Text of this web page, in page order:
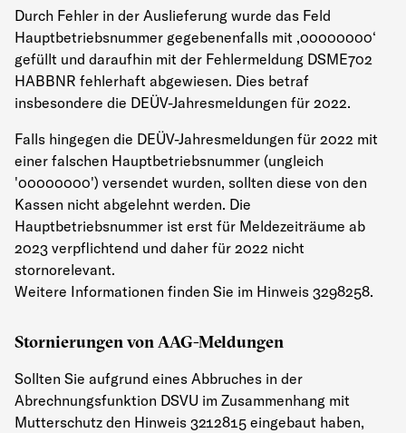
Durch Fehler in der Auslieferung wurde das Feld
Hauptbetriebsnummer gegebenenfalls mit ‚00000000‘
gefüllt und daraufhin mit der Fehlermeldung DSME702
HABBNR fehlerhaft abgewiesen. Dies betraf
insbesondere die DEÜV-Jahresmeldungen für 2022.
Falls hingegen die DEÜV-Jahresmeldungen für 2022 mit
einer falschen Hauptbetriebsnummer (ungleich
'00000000') versendet wurden, sollten diese von den
Kassen nicht abgelehnt werden. Die
Hauptbetriebsnummer ist erst für Meldezeiträume ab
2023 verpflichtend und daher für 2022 nicht
stornorelevant.
Weitere Informationen finden Sie im Hinweis 3298258.
Stornierungen von AAG-Meldungen
Sollten Sie aufgrund eines Abbruches in der
Abrechnungsfunktion DSVU im Zusammenhang mit
Mutterschutz den Hinweis 3212815 eingebaut haben,